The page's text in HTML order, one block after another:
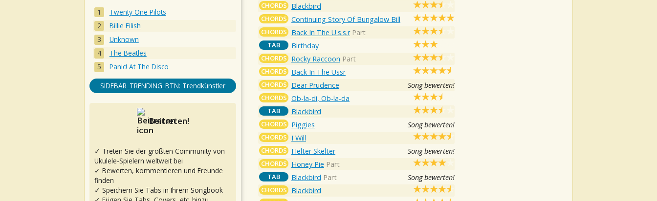
CHORDS Blackbird
CHORDS Continuing Story Of Bungalow Bill
CHORDS Back In The U.s.s.r Part
TAB Birthday
CHORDS Rocky Raccoon Part
CHORDS Back In The Ussr
CHORDS Dear Prudence Song bewerten!
CHORDS Ob-la-di, Ob-la-da
TAB Blackbird
CHORDS Piggies Song bewerten!
CHORDS I Will
CHORDS Helter Skelter Song bewerten!
CHORDS Honey Pie Part
TAB Blackbird Part Song bewerten!
CHORDS Blackbird
Twenty One Pilots
Billie Eilish
Unknown
The Beatles
Panic! At The Disco
SIDEBAR_TRENDING_BTN: Trendkünstler
Beitreten!
✓ Treten Sie der größten Community von
Ukulele-Spielern weltweit bei
✓ Bewerten, kommentieren und Freunde
finden
✓ Speichern Sie Tabs in Ihrem Songbook